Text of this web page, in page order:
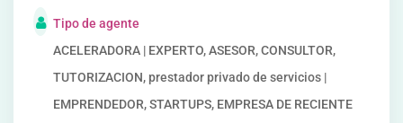
Tipo de agente
ACELERADORA | EXPERTO, ASESOR, CONSULTOR,
TUTORIZACION, prestador privado de servicios |
EMPRENDEDOR, STARTUPS, EMPRESA DE RECIENTE